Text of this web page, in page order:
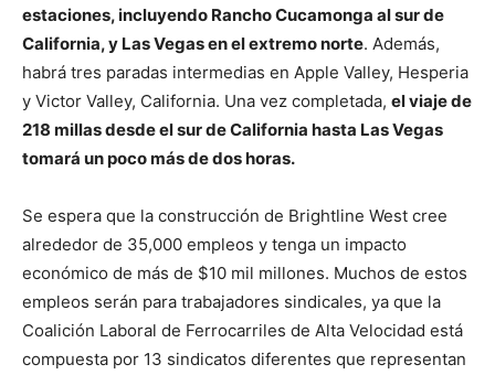
estaciones, incluyendo Rancho Cucamonga al sur de
California, y Las Vegas en el extremo norte. Además,
habrá tres paradas intermedias en Apple Valley, Hesperia
y Victor Valley, California. Una vez completada, el viaje de
218 millas desde el sur de California hasta Las Vegas
tomará un poco más de dos horas.
Se espera que la construcción de Brightline West cree
alrededor de 35,000 empleos y tenga un impacto
económico de más de $10 mil millones. Muchos de estos
empleos serán para trabajadores sindicales, ya que la
Coalición Laboral de Ferrocarriles de Alta Velocidad está
compuesta por 13 sindicatos diferentes que representan